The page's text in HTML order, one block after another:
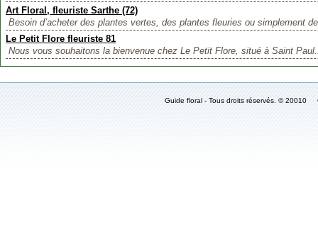
Art Floral, fleuriste Sarthe (72)
Besoin d’acheter des plantes vertes, des plantes fleuries ou simplement
Le Petit Flore fleuriste 81
Nous vous souhaitons la bienvenue chez Le Petit Flore, situé à Saint
Guide floral - Tous droits réservés. ©